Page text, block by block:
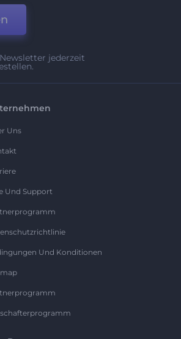
jederzeit
Uns
Und Support
Und Konditionen